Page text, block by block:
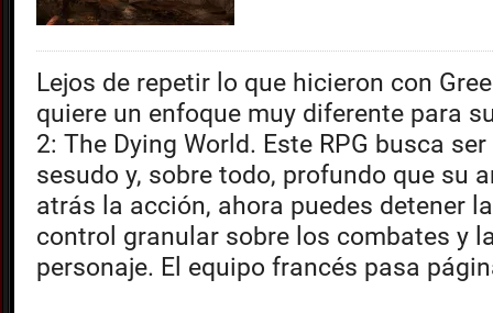
Lejos de repetir lo que hicieron con
quiere un enfoque muy diferente para
2: The Dying World. Este RPG busca
sesudo y, sobre todo, profundo que su
atrás la acción, ahora puedes detener
control granular sobre los combates y
personaje. El equipo francés pasa